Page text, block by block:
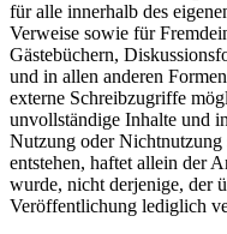
für alle innerhalb des
Verweise sowie für
Gästebüchern,
und in allen anderen
externe Schreibzugriffe
unvollständige Inhalte und
Nutzung oder Nichtnutzung
entstehen, haftet allein der
wurde, nicht derjenige, der
Veröffentlichung lediglich